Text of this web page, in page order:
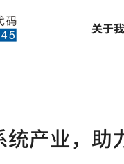
关于我
产业，助